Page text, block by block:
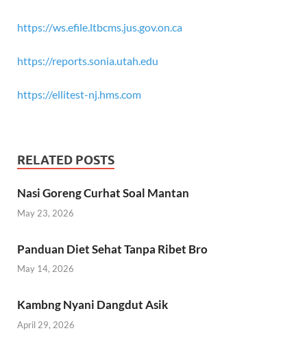
https://ws.efile.ltbcms.jus.gov.on.ca
https://reports.sonia.utah.edu
https://ellitest-nj.hms.com
RELATED POSTS
Nasi Goreng Curhat Soal Mantan
May 23, 2026
Panduan Diet Sehat Tanpa Ribet Bro
May 14, 2026
Kambng Nyani Dangdut Asik
April 29, 2026